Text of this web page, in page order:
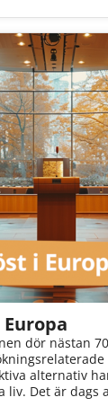
dör nästan
alternativ
liv. Det är dags